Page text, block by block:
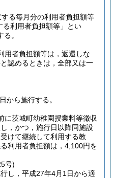
る毎月分の利用者負担額等
る利用者負担額等」とい
。
用者負担額等は，返還しな
認めるときは，全部又は一
から施行する。
に茨城町幼稚園授業料等徴収
，かつ，施行日以降同施設
けて継続して利用する教
利用者負担額は，4,100円を
号)
し，平成27年4月1日から適